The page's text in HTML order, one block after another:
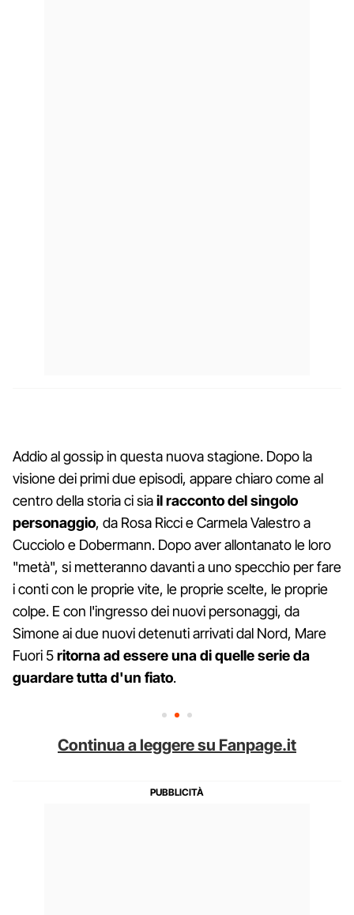
Addio al gossip in questa nuova stagione. Dopo la
visione dei primi due episodi, appare chiaro come al
centro della storia ci siail racconto del singolo
personaggio, da Rosa Ricci e Carmela Valestro a
Cucciolo e Dobermann. Dopo aver allontanato le loro
"metà", si metteranno davanti a uno specchio per fare
i conti con le proprie vite, le proprie scelte, le proprie
colpe. E con l'ingresso dei nuovi personaggi, da
Simone ai due nuovi detenuti arrivati dal Nord, Mare
Fuori 5ritorna ad essere una di quelle serie da
guardare tutta d'un fiato.
Continua a leggere su Fanpage.it